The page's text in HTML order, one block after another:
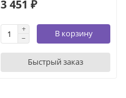
3 451 ₽
В корзину
Быстрый заказ